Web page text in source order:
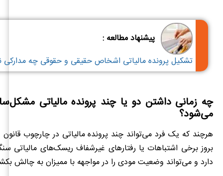
پیشنهاد مطالعه :
تشکیل پرونده مالیاتی اشخاص حقیقی و حقوقی چه مدارکی
چه زمانی داشتن دو یا چند پرونده مالیاتی
می‌شود؟
هرچند که یک فرد می‌تواند چند پرونده مالیاتی در چارچوب قانون
بروز برخی اشتباهات یا رفتارهای غیرشفاف ریسک‌های مالیاتی
دارد و می‌تواند وضعیت مودی را در مواجهه با ممیزان به چالش